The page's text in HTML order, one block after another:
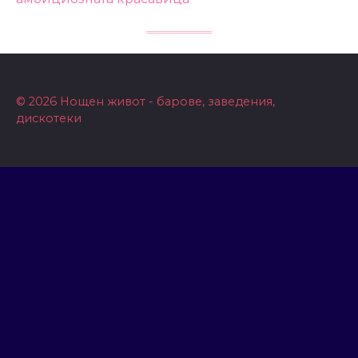
© 2026 Нощен живот - барове, заведения,
дискотеки